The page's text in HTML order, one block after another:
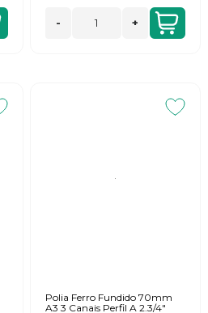
- +
Polia Ferro Fundido 70mm
A3 3 Canais Perfil A 2.3/4"